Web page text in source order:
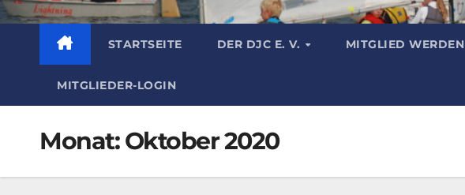
STARTSEITE DER DJC E. V. MITGLIED WERDEN
MITGLIEDER-LOGIN
Monat:Oktober 2020